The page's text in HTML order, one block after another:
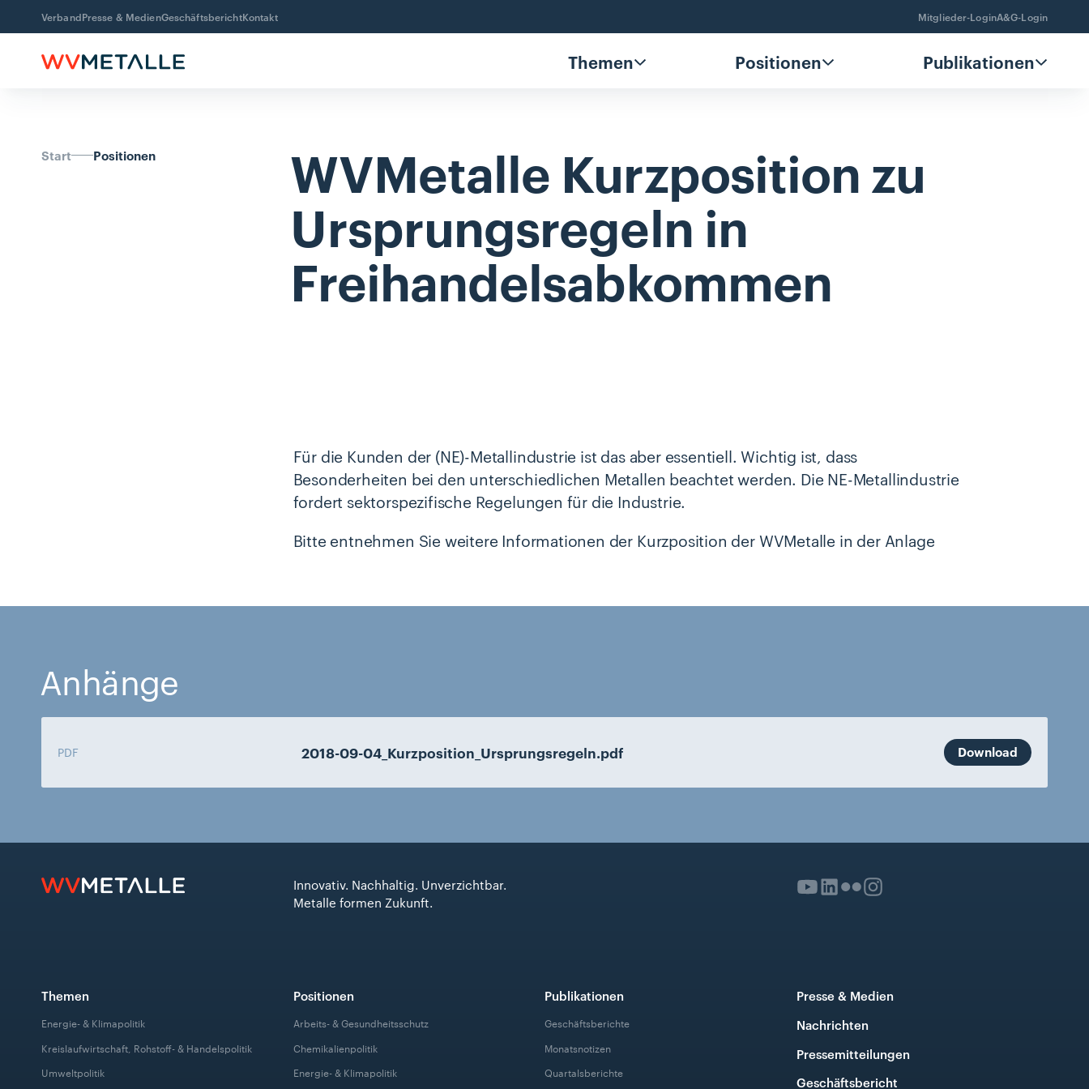
VerbandPresse & MedienGeschäftsberichtKontakt Mitglieder-LoginA&G-Login
Themen Positionen Publikationen
Start Positionen WVMetalle Kurzposition zu
Ursprungsregeln in
Freihandelsabkommen
Für die Kunden der (NE)-Metallindustrie ist das aber essentiell. Wichtig ist, dass
Besonderheiten bei den unterschiedlichen Metallen beachtet werden. Die NE-Metallindustrie
fordert sektorspezifische Regelungen für die Industrie.
Bitte entnehmen Sie weitere Informationen der Kurzposition der WVMetalle in der Anlage
Anhänge
PDF 2018-09-04_Kurzposition_Ursprungsregeln.pdf Download
Innovativ. Nachhaltig. Unverzichtbar.
Metalle formen Zukunft.
Themen
Energie- & Klimapolitik
Kreislaufwirtschaft, Rohstoff- & Handelspolitik
Umweltpolitik
Positionen
Arbeits- & Gesundheitsschutz
Chemikalienpolitik
Energie- & Klimapolitik
Publikationen
Geschäftsberichte
Monatsnotizen
Quartalsberichte
Presse & Medien
Nachrichten
Pressemitteilungen
Geschäftsbericht